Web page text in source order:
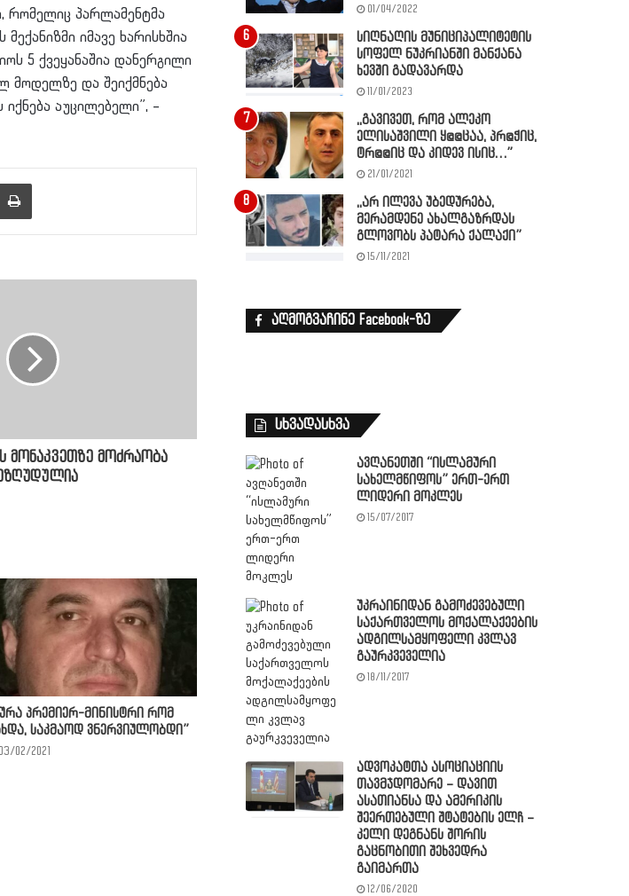
რომელიც პარლამენტმა
იმავე ხარისხშია
5 ქვეყანაშია დანერგილი
მოდელზე და შეიქმნება
აუცილებელი”, –
via Email Print
მონაკვეთზე მოძრაობა
პრემიერ-მინისტრი რომ
საკმაოდ ვნერვიულობდი”
03/02/2021
01/04/2022
სიღნაღის მუნიციპალიტეტის
სოფელ ნუკრიანში მანქანა
ხევში გადავარდა
11/01/2023
,,გავივეთ, რომ ალეკო
ელისაშვილი ყ@@ცაა, პრ@ჭიც,
ტრ@@იც და კიდევ ისიც…”
21/01/2021
,,არ ილევა უბედურება,
მერამდენე ახალგაზრდას
გლოვობს პატარა ქალაქი”
15/11/2021
აღმოგვაჩინე Facebook-ზე
სხვადასხვა
ავღანეთში “ისლამური
სახელმწიფოს” ერთ-ერთ
ლიდერი მოკლეს
15/07/2017
უკრაინიდან გამოძევებული
საქართველოს მოქალაქეების
ადგილსამყოფელი კვლავ
გაურკვეველია
18/11/2017
ადვოკატთა ასოციაციის
თავმჯდომარე – დავით
ასათიანსა და ამერიკის
შეერთებული შტატების ელჩ –
კელი დეგნანს შორის
გაცნობითი შეხვედრა
გაიმართა
12/06/2020